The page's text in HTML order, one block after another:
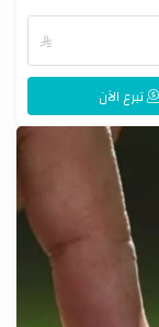

تبرع الآن